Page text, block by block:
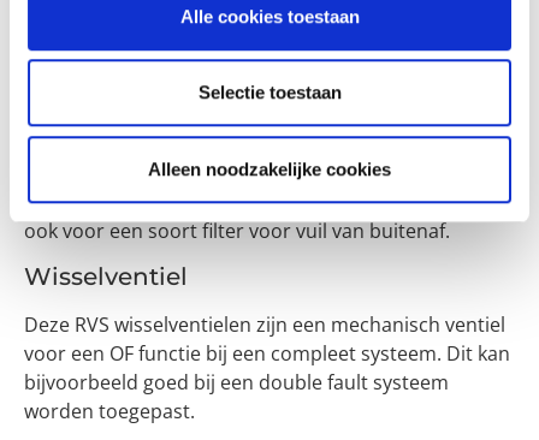
Alle cookies toestaan
Selectie toestaan
Alleen noodzakelijke cookies
De RVS snelontluchter biedt een extra flowvraag,
waardoor een actuator extra snel leegstroomt.
Dempers
RVS dempers zorgen bij het gebruik van perslucht dat
het geluidsniveau beperkt blijft. Daarnaast zorgt het
ook voor een soort filter voor vuil van buitenaf.
Wisselventiel
Deze RVS wisselventielen zijn een mechanisch ventiel
voor een OF functie bij een compleet systeem. Dit kan
bijvoorbeeld goed bij een double fault systeem
worden toegepast.